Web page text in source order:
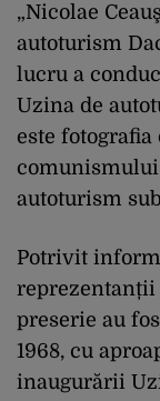
„Nicolae
autoturism
lucru a
Uzina de
este
autoturism
Potrivit
reprezentanții
preserie au
1968, cu
inaugurării